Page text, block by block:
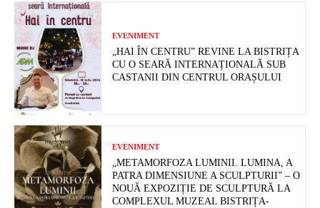
EVENIMENT
„HAI ÎN CENTRU” REVINE LA BISTRIȚA
CU O SEARĂ INTERNAȚIONALĂ SUB
CASTANII DIN CENTRUL ORAȘULUI
EVENIMENT
„METAMORFOZA LUMINII. LUMINA, A
PATRA DIMENSIUNE A SCULPTURII” – O
NOUĂ EXPOZIȚIE DE SCULPTURĂ LA
COMPLEXUL MUZEAL BISTRIȚA-